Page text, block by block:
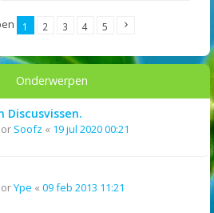
1 2 3 4 5
Onderwerpen
Discusvissen.
Soofz « 19 jul 2020 00:21
Ype « 09 feb 2013 11:21